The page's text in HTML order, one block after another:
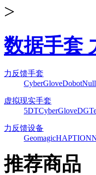
>
数据手套
力反馈手套
CyberGloveDobot
虚拟现实手套
5DTCyberGlove
力反馈设备
GeomagicHAPTION
推荐商品